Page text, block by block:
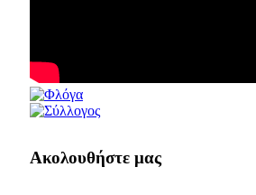
Ακολουθήστε μας